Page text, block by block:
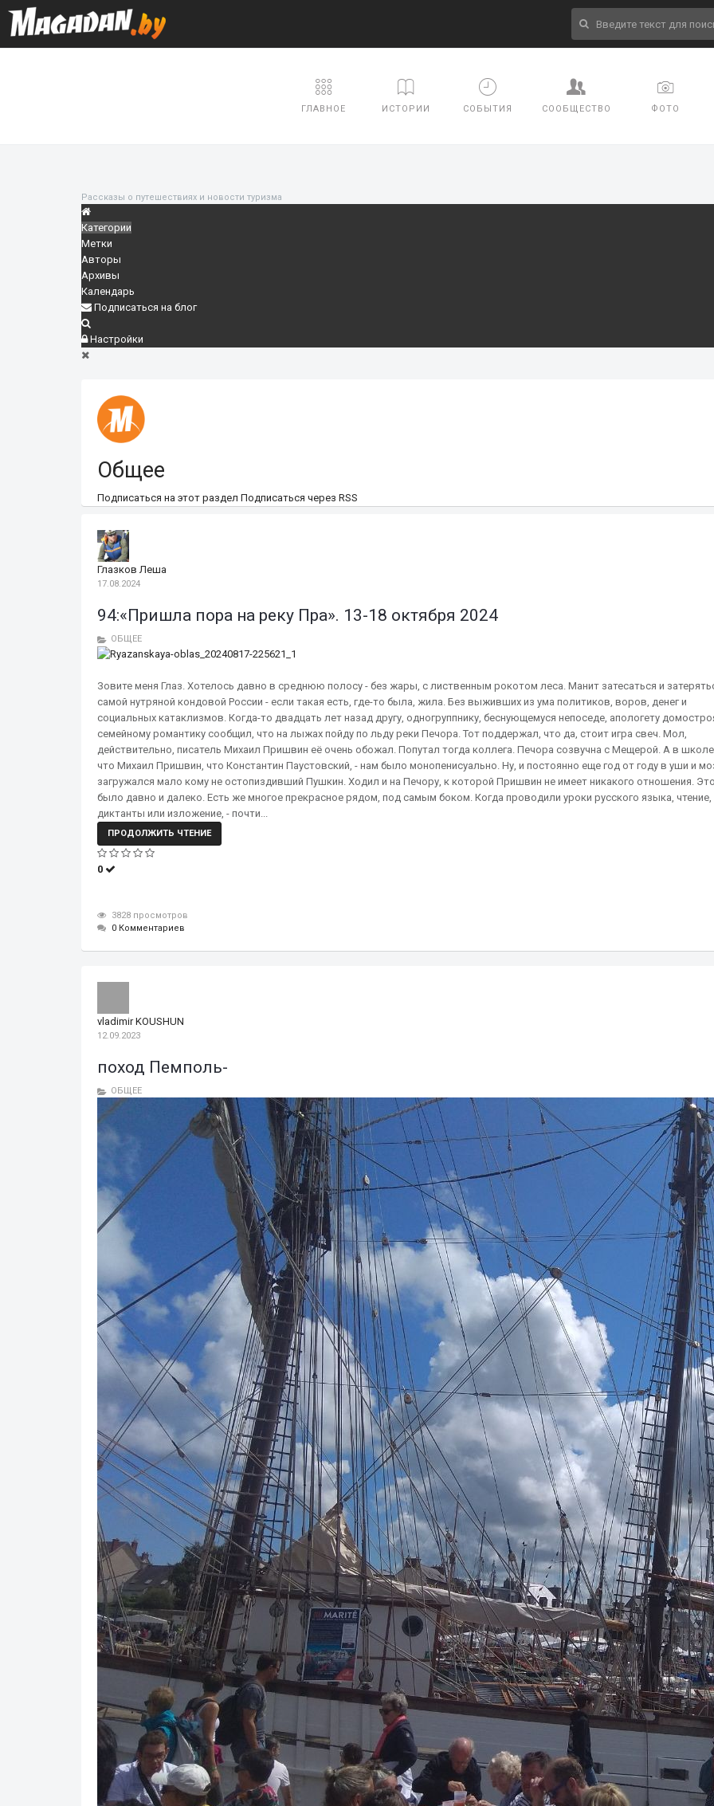
ГЛАВНОЕ ИСТОРИИ СОБЫТИЯ СООБЩЕСТВО ФОТО
Рассказы о путешествиях и новости туризма
Категории
Метки
Авторы
Архивы
Календарь
Подписаться на блог
Настройки
Общее
Подписаться на этот раздел Подписаться через RSS
Глазков Леша
17.08.2024
94:«Пришла пора на реку Пра». 13-18 октября 2024
ОБЩЕЕ
Зовите меня Глаз. Хотелось давно в среднюю полосу - без жары, с лиственным рокотом леса. Манит затесаться и
самой нутряной кондовой России - если такая есть, где-то была, жила. Без выживших из ума политиков, воров, денег и
социальных катаклизмов. Когда-то двадцать лет назад другу, одногруппнику, беснующемуся непоседе, апологету
семейному романтику сообщил, что на лыжах пойду по льду реки Печора. Тот поддержал, что да, стоит игра свеч. Мол,
действительно, писатель Михаил Пришвин её очень обожал. Попутал тогда коллега. Печора созвучна с Мещерой. А в
что Михаил Пришвин, что Константин Паустовский, - нам было монопенисуально. Ну, и постоянно еще год от году в уши и
загружался мало кому не остопиздивший Пушкин. Ходил и на Печору, к которой Пришвин не имеет никакого отношения.
было давно и далеко. Есть же многое прекрасное рядом, под самым боком. Когда проводили уроки русского языка, чтение,
диктанты или изложение, - почти...
ПРОДОЛЖИТЬ ЧТЕНИЕ
0
3828 просмотров
0 Комментариев
vladimir KOUSHUN
12.09.2023
поход Пемполь-
ОБЩЕЕ